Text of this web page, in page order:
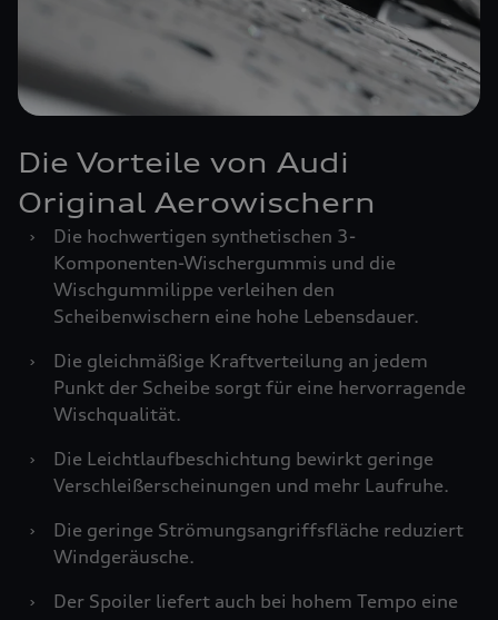
Die Vorteile von Audi
Original Aerowischern
›
Die hochwertigen synthetischen 3-
Komponenten-Wischergummis und die
Wischgummilippe verleihen den
Scheibenwischern eine hohe Lebensdauer.
›
Die gleichmäßige Kraftverteilung an jedem
Punkt der Scheibe sorgt für eine hervorragende
Wischqualität.
›
Die Leichtlaufbeschichtung bewirkt geringe
Verschleißerscheinungen und mehr Laufruhe.
›
Die geringe Strömungsangriffsfläche reduziert
Windgeräusche.
›
Der Spoiler liefert auch bei hohem Tempo eine